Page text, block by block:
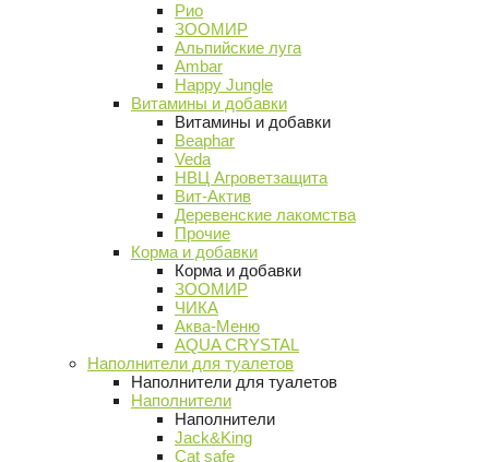
Рио
ЗООМИР
Альпийские луга
Ambar
Happy Jungle
Витамины и добавки
Витамины и добавки
Beaphar
Veda
НВЦ Агроветзащита
Вит-Актив
Деревенские лакомства
Прочие
Корма и добавки
Корма и добавки
ЗООМИР
ЧИКА
Аква-Меню
AQUA CRYSTAL
Наполнители для туалетов
Наполнители для туалетов
Наполнители
Наполнители
Jack&King
Cat safe